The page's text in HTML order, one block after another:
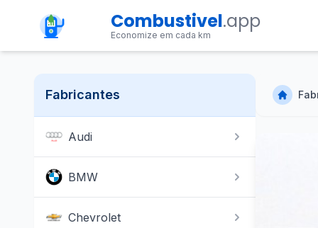
Combustivel.app
Economize em cada km
Fabricantes
Audi
BMW
Chevrolet